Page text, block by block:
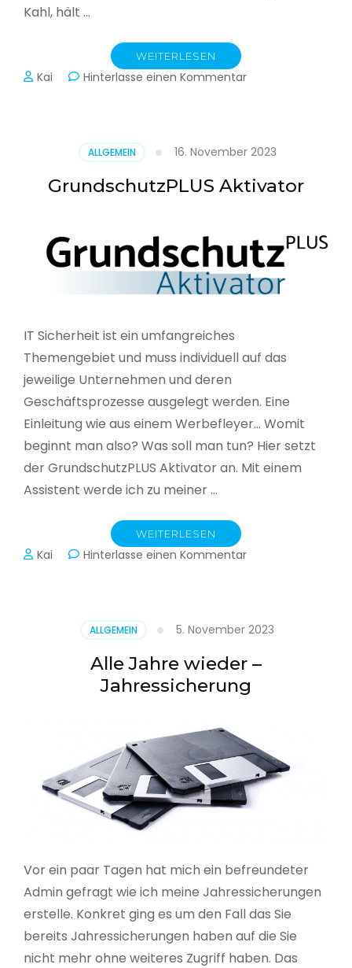
Kahl, hält …
WEITERLESEN
Kai Hinterlasse einen Kommentarzu
Schlacht
im
Netz
ALLGEMEIN 16. November 2023
GrundschutzPLUS Aktivator
IT Sicherheit ist ein umfangreiches
Themengebiet und muss individuell auf das
jeweilige Unternehmen und deren
Geschäftsprozesse ausgelegt werden. Eine
Einleitung wie aus einem Werbefleyer… Womit
beginnt man also? Was soll man tun? Hier setzt
der GrundschutzPLUS Aktivator an. Mit einem
Assistent werde ich zu meiner …
WEITERLESEN
Kai Hinterlasse einen Kommentarzu
ALLGEMEIN 5. November 2023
Alle Jahre wieder –
Jahressicherung
Vor ein paar Tagen hat mich ein befreundeter
Admin gefragt wie ich meine Jahressicherungen
erstelle. Konkret ging es um den Fall das Sie
bereits Jahressicherungen haben auf die Sie
nicht mehr ohne weiteres Zugriff haben. Das